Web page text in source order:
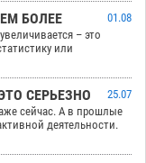
БОЛЕЕ
01.08
– это
или
СЕРЬЕЗНО
25.07
сейчас. А в прошлые
деятельности.